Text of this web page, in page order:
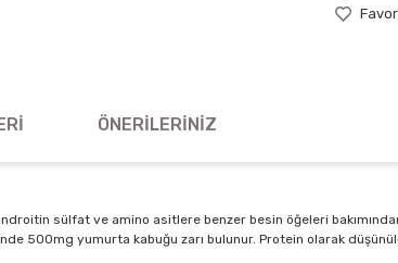
ÖNERILERINIZ
sülfat ve amino asitlere benzer besin öğeleri
500mg yumurta kabuğu zarı bulunur. Protein olarak